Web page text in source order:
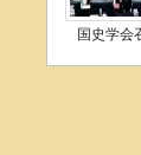
国史学会